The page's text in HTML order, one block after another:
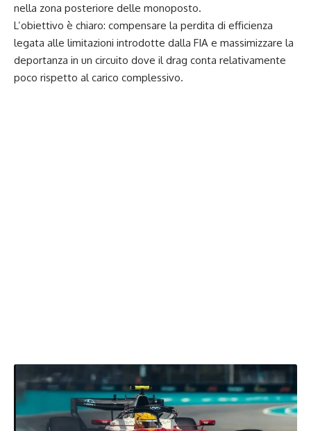
nella zona posteriore delle monoposto.
L’obiettivo è chiaro: compensare la perdita di efficienza
legata alle limitazioni introdotte dalla FIA e massimizzare la
deportanza in un circuito dove il drag conta relativamente
poco rispetto al carico complessivo.